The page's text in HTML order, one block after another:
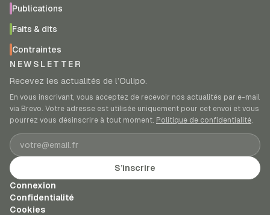
Publications
Faits & dits
Contraintes
NEWSLETTER
Recevez les actualités de l’Oulipo.
En vous inscrivant, vous acceptez de recevoir nos actualités par e-mail
via Brevo. Votre adresse est utilisée uniquement pour cet envoi et vous
pourrez vous désinscrire à tout moment. Politique de confidentialité.
Adresse e-mail
S’inscrire
Connexion
Confidentialité
Cookies